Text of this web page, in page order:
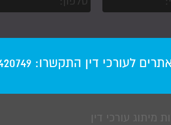
לעורכי דין התקשרו:
מיתוג עורכי דין